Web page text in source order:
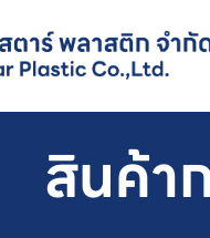
สินค้า